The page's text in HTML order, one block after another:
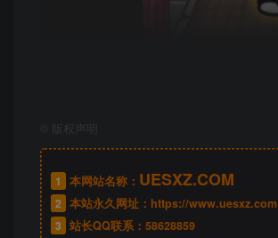
版权声明
1 本网站名称： UESXZ.COM
2 本站永久网址： https://www.uesxz.com
3 站长QQ联系： 58628859